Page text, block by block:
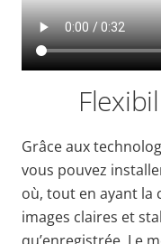
Grâce aux
vous pouvez
où, tout en ayant la
images claires et